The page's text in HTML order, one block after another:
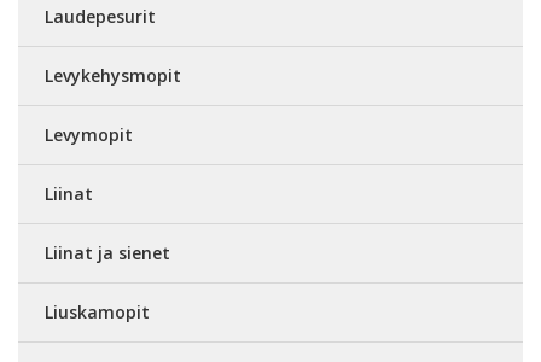
Laudepesurit
Levykehysmopit
Levymopit
Liinat
Liinat ja sienet
Liuskamopit